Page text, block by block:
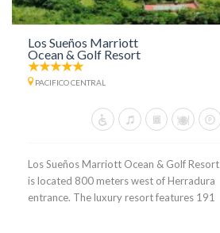
Los Sueños Marriott
Ocean & Golf Resort
PACIFICO CENTRAL
Los Sueños Marriott Ocean & Golf Resort
is located 800 meters west of Herradura
entrance. The luxury resort features 191